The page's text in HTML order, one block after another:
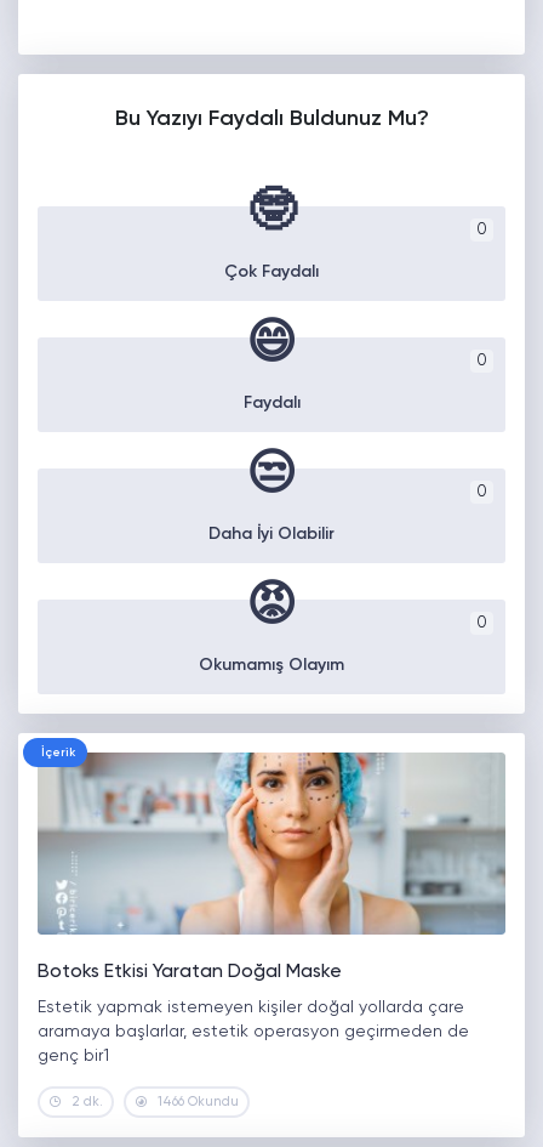
Bu Yazıyı Faydalı Buldunuz Mu?
0
🤓
Çok Faydalı
0
😄
Faydalı
0
😒
Daha İyi Olabilir
0
😡
Okumamış Olayım
İçerik
Botoks Etkisi Yaratan Doğal Maske
Estetik yapmak istemeyen kişiler doğal yollarda çare
aramaya başlarlar, estetik operasyon geçirmeden de
genç bir1
2 dk. 1466 Okundu